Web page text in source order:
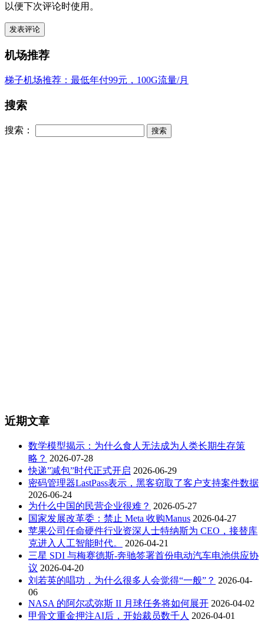
以便下次评论时使用。
机场推荐
梯子机场推荐：最低年付99元，100G流量/月
搜索
搜索：
近期文章
数学模型揭示：为什么食人无法成为人类长期生存策
略？ 2026-07-28
快递”减包”时代正式开启 2026-06-29
密码管理器LastPass表示，黑客窃取了客户支持案件数据
2026-06-24
为什么中国的民营企业很难？ 2026-05-27
国家发展改革委：禁止 Meta 收购Manus 2026-04-27
苹果公司任命硬件行业资深人士特纳斯为 CEO，接替库
克进入人工智能时代。
2026-04-21
三星 SDI 与梅赛德斯-奔驰签署首份电动汽车电池供应协
议 2026-04-20
刘若英的唱功，为什么很多人会觉得“一般”？ 2026-04-
06
NASA 的阿尔忒弥斯 II 月球任务将如何展开 2026-04-02
甲骨文重金押注AI后，开始裁员数千人 2026-04-01